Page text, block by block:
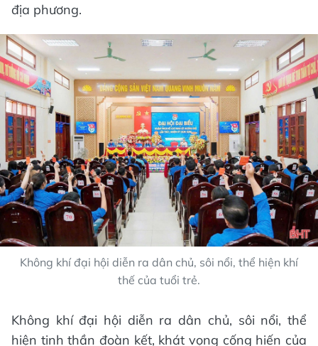
địa phương.
Không khí đại hội diễn ra dân chủ, sôi nổi, thể hiện khí
thế của tuổi trẻ.
Không khí đại hội diễn ra dân chủ, sôi nổi, thể
hiện tinh thần đoàn kết, khát vọng cống hiến của